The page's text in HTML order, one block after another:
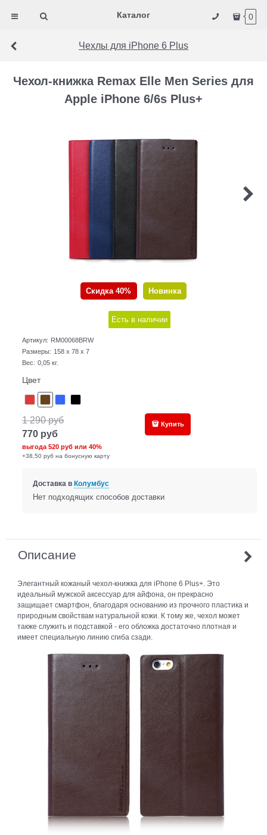
Каталог 0
Чехлы для iPhone 6 Plus
Чехол-книжка Remax Elle Men Series для
Apple iPhone 6/6s Plus+
Скидка 40% Новинка
Есть в наличии
Артикул: RM00068BRW
Размеры: 158 x 78 x 7
Вес: 0,05 кг.
Цвет
1 290 руб
770 руб
выгода520 руб или40%
+38,50 руб на бонусную карту
Купить
Доставка в Колумбус
Нет подходящих способов доставки
Описание
Элегантный кожаный чехол-книжка для iPhone 6 Plus+. Это
идеальный мужской аксессуар для айфона, он прекрасно
защищает смартфон, благодаря основанию из прочного пластика и
природным свойствам натуральной кожи. К тому же, чехол может
также служить и подставкой - его обложка достаточно плотная и
имеет специальную линию сгиба сзади.